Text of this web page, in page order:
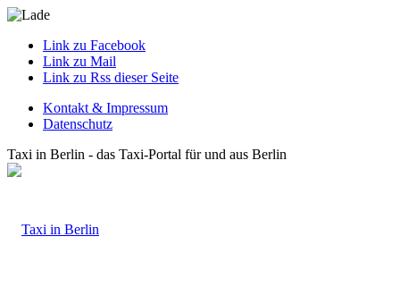
Link zu Facebook
Link zu Mail
Link zu Rss dieser Seite
Kontakt & Impressum
Datenschutz
Taxi in Berlin - das Taxi-Portal für und aus Berlin